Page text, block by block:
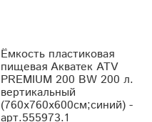
Ёмкость пластиковая
пищевая Акватек ATV
PREMIUM 200 BW 200 л.
вертикальный
(760x760x600см;синий) -
арт.555973.1